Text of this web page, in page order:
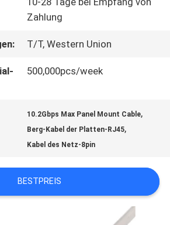
Zahlung
T/T, Western Union
500,000pcs/week
10.2Gbps Max Panel Mount Cable,
Berg-Kabel der Platten-RJ45,
Kabel des Netz-8pin
BESTPREIS